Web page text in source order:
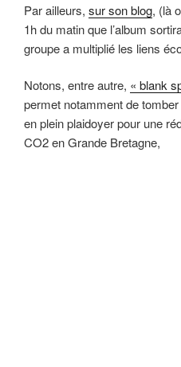
Par ailleurs, sur son blog, (là
1h du matin que l’album
groupe a multiplié les liens
Notons, entre autre, « blank
permet notamment de
en plein plaidoyer pour une
CO2 en Grande Bretagne,